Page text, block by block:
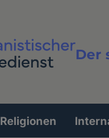
Der
Religionen